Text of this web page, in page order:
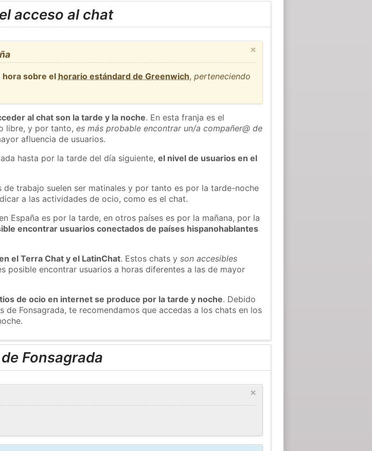
acceso al chat
×
hora sobre el horario estándard de Greenwich,perteneciendo
al chat son la tarde y la noche. En esta franja es el
libre, y por tanto,es más probable encontrar un/a compañer@ de
afluencia de usuarios.
hasta por la tarde del día siguiente,el nivel de usuarios en el
trabajo suelen ser matinales y por tanto es por la tarde-noche
a las actividades de ocio, como es el chat.
España es por la tarde, en otros países es por la mañana, por la
encontrar usuarios conectados de países hispanohablantes
el Terra Chat y el LatinChat. Estos chats yson accesibles
posible encontrar usuarios a horas diferentes a las de mayor
de ocio en internet se produce por la tarde y noche. Debido
Fonsagrada, te recomendamos que accedas a los chats en los
Fonsagrada
×